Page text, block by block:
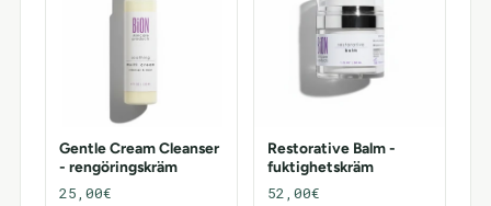
Gentle Cream Cleanser
- rengöringskräm
25,00€
Restorative Balm -
fuktighetskräm
52,00€